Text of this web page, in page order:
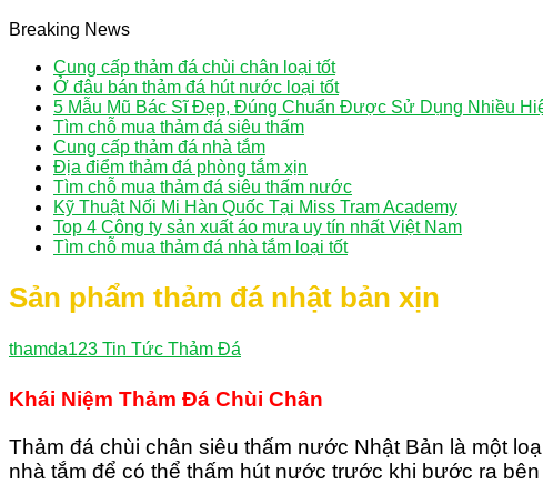
Breaking News
Cung cấp thảm đá chùi chân loại tốt
Ở đâu bán thảm đá hút nước loại tốt
5 Mẫu Mũ Bác Sĩ Đẹp, Đúng Chuẩn Được Sử Dụng Nhiều
Tìm chỗ mua thảm đá siêu thấm
Cung cấp thảm đá nhà tắm
Địa điểm thảm đá phòng tắm xịn
Tìm chỗ mua thảm đá siêu thấm nước
Kỹ Thuật Nối Mi Hàn Quốc Tại Miss Tram Academy
Top 4 Công ty sản xuất áo mưa uy tín nhất Việt Nam
Tìm chỗ mua thảm đá nhà tắm loại tốt
Sản phẩm thảm đá nhật bản xịn
thamda123 Tin Tức Thảm Đá
Khái Niệm Thảm Đá Chùi Chân
Thảm đá chùi chân siêu thấm nước Nhật Bản là một
nhà tắm để có thể thấm hút nước trước khi bước ra bên